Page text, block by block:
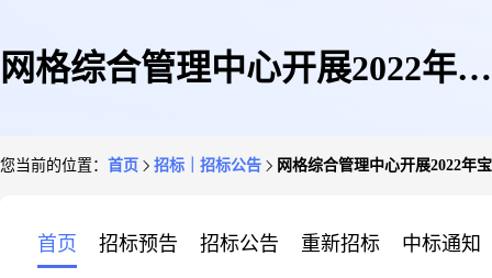
网格综合管理中心开展2022年宝
您当前的位置： 首页 招标｜招标公告 网格综合管理中心开展2022年
首页 招标预告 招标公告 重新招标 中标通知